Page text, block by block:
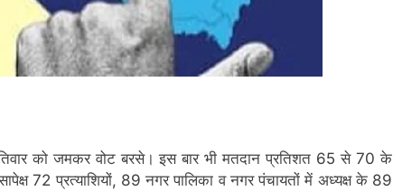
को जमकर वोट बरसे। इस बार भी मतदान प्रतिशत 65 से 70 के
72 प्रत्याशियों, 89 नगर पालिका व नगर पंचायतों में अध्यक्ष के 89